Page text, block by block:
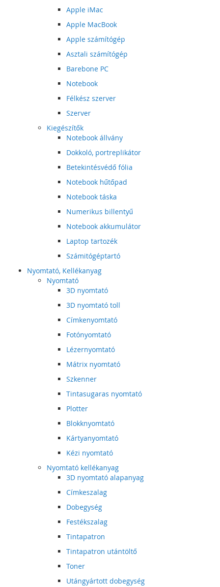
Apple iMac
Apple MacBook
Apple számítógép
Asztali számítógép
Barebone PC
Notebook
Félkész szerver
Szerver
Kiegészítők
Notebook állvány
Dokkoló, portreplikátor
Betekintésvédő fólia
Notebook hűtőpad
Notebook táska
Numerikus billentyű
Notebook akkumulátor
Laptop tartozék
Számitógéptartó
Nyomtató, Kellékanyag
Nyomtató
3D nyomtató
3D nyomtató toll
Címkenyomtató
Fotónyomtató
Lézernyomtató
Mátrix nyomtató
Szkenner
Tintasugaras nyomtató
Plotter
Blokknyomtató
Kártyanyomtató
Kézi nyomtató
Nyomtató kellékanyag
3D nyomtató alapanyag
Címkeszalag
Dobegység
Festékszalag
Tintapatron
Tintapatron utántöltő
Toner
Utángyártott dobegység